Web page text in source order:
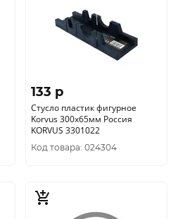
133 p
Стусло пластик фигурное
Korvus 300х65мм Россия
KORVUS 3301022
Код товара: 024304